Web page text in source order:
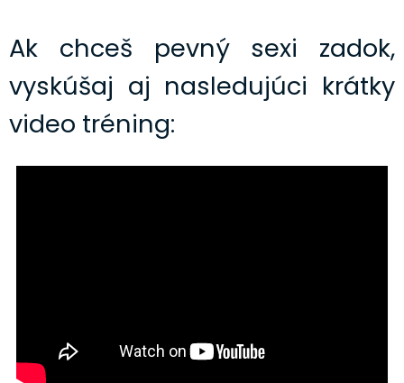
Ak chceš pevný sexi zadok,
vyskúšaj aj nasledujúci krátky
video tréning: